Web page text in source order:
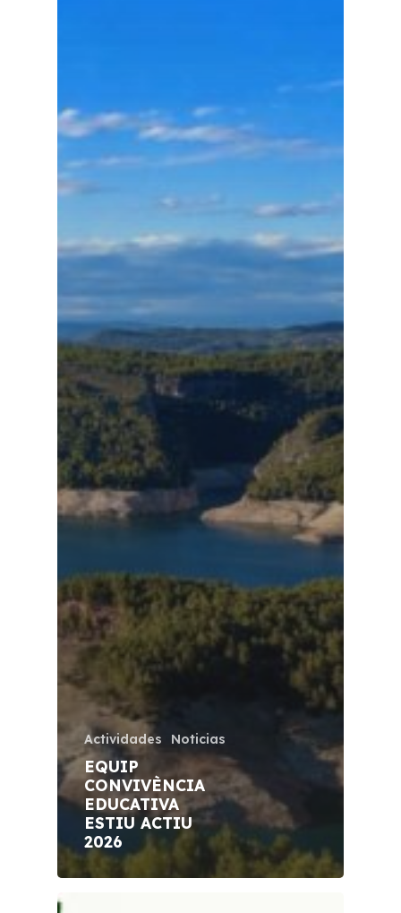
Actividades Noticias
EQUIP
CONVIVÈNCIA
EDUCATIVA
ESTIU ACTIU
2026